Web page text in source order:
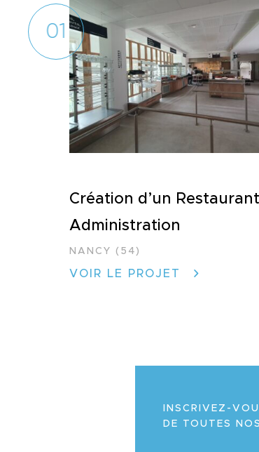
01
Création d’un
Administration
NANCY (54)
VOIR LE PROJET
INSCRIVEZ-
DE TOUTES